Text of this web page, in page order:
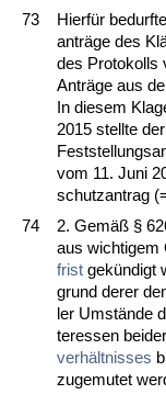
73
Hierfür
anträge des
des Pro­to­kolls
Anträge aus
In die­sem
2015 stell­te
vom 11. Ju­ni
schutz­an­trag
74
2. Gemäß §
aus wich­ti­gem
frist gekündigt
grund de­rer
ler Umstände
ter­es­sen
verhält­nis­ses
zu­ge­mu­tet